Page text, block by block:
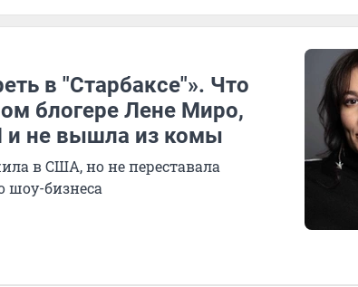
в "Старбаксе"». Что
блогере Лене Миро,
и не вышла из комы
в США, но не переставала
шоу-бизнеса